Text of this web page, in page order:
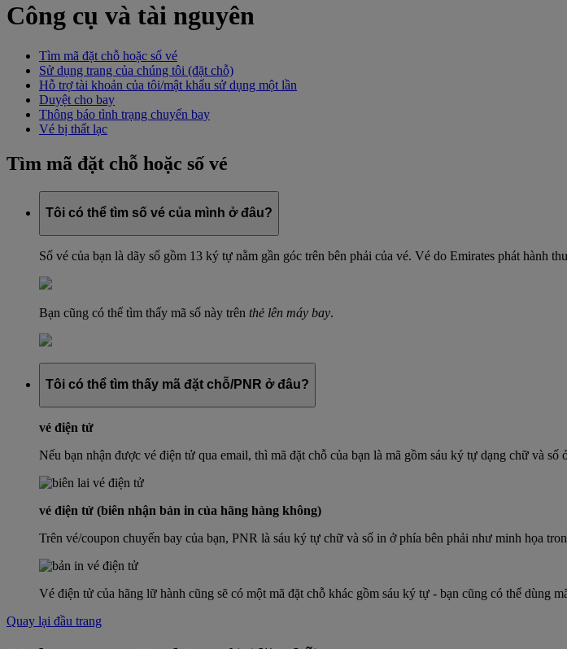
Công cụ và tài nguyên
Tìm mã đặt chỗ hoặc số vé
Sử dụng trang của chúng tôi (đặt chỗ)
Hỗ trợ tài khoản của tôi/mật khẩu sử dụng một lần
Duyệt cho bay
Thông báo tình trạng chuyến bay
Vé bị thất lạc
Tìm mã đặt chỗ hoặc số vé
Tôi có thể tìm số vé của mình ở đâu?
Số vé của bạn là dãy số gồm 13 ký tự nằm gần góc trên bên phải của vé. Vé do Emirates phát hành
Bạn cũng có thể tìm thấy mã số này trên thẻ lên máy bay.
Tôi có thể tìm thấy mã đặt chỗ/PNR ở đâu?
vé điện tử
Nếu bạn nhận được vé điện tử qua email, thì mã đặt chỗ của bạn là mã gồm sáu ký tự dạng chữ và
vé điện tử (biên nhận bản in của hãng hàng không)
Trên vé/coupon chuyến bay của bạn, PNR là sáu ký tự chữ và số in ở phía bên phải như minh họa
Vé điện tử của hãng lữ hành cũng sẽ có một mã đặt chỗ khác gồm sáu ký tự - bạn cũng có thể dùng
Quay lại đầu trang